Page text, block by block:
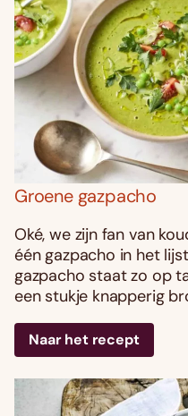
Groene gazpacho
Oké, we zijn fan van
één gazpacho in het
gazpacho staat zo op
een stukje knapperig
Naar het recept